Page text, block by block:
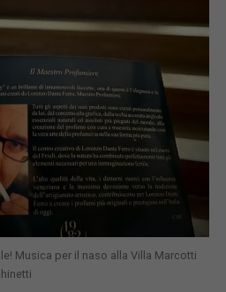
Musica per il naso alla Villa Marcotti